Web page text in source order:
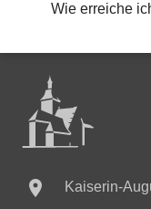
Wie erreiche
 Kaiserin-